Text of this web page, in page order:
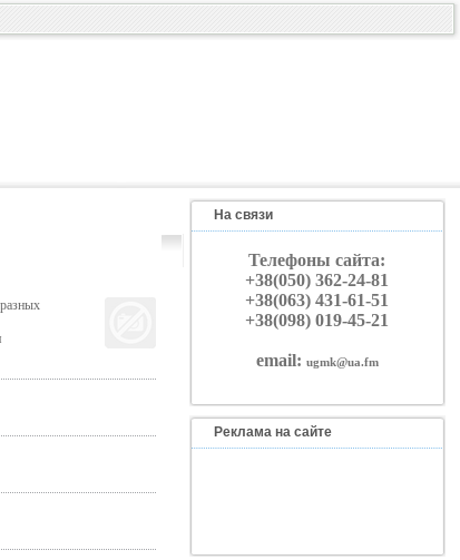
На связи
Телефоны сайта:
+38(050) 362-24-81
+38(063) 431-61-51
+38(098) 019-45-21
email: ugmk@ua.fm
Реклама на сайте